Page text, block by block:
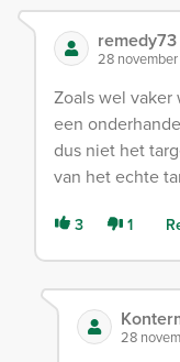
remedy73
28
Zoals wel
een
dus niet het
van het echte
3 1
28